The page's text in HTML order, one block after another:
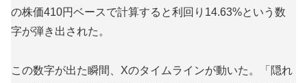
の株価410円ベースで計算すると利回り14.63%という数
字が弾き出された。
この数字が出た瞬間、Xのタイムラインが動いた。「隠れ